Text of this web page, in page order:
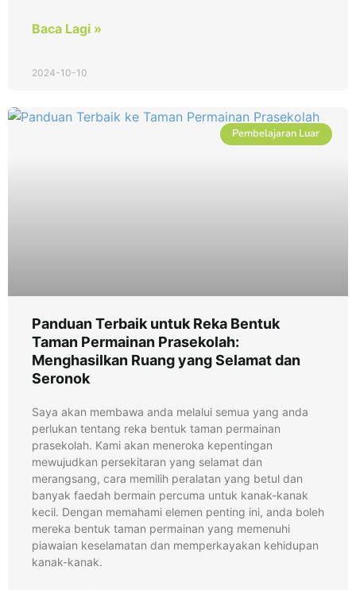
Baca Lagi »
2024-10-10
Pembelajaran Luar
Panduan Terbaik untuk Reka Bentuk
Taman Permainan Prasekolah:
Menghasilkan Ruang yang Selamat dan
Seronok
Saya akan membawa anda melalui semua yang anda
perlukan tentang reka bentuk taman permainan
prasekolah. Kami akan meneroka kepentingan
mewujudkan persekitaran yang selamat dan
merangsang, cara memilih peralatan yang betul dan
banyak faedah bermain percuma untuk kanak-kanak
kecil. Dengan memahami elemen penting ini, anda boleh
mereka bentuk taman permainan yang memenuhi
piawaian keselamatan dan memperkayakan kehidupan
kanak-kanak.